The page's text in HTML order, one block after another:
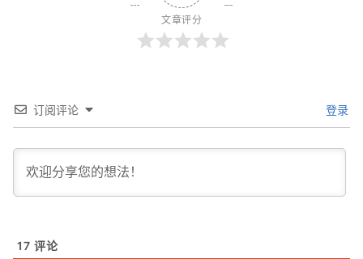
文章评分
订阅评论 登录
17 评论